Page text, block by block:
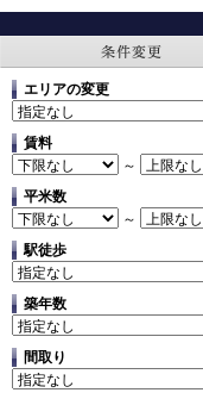
エリアの変更
賃料
～
平米数
～
駅徒歩
築年数
間取り